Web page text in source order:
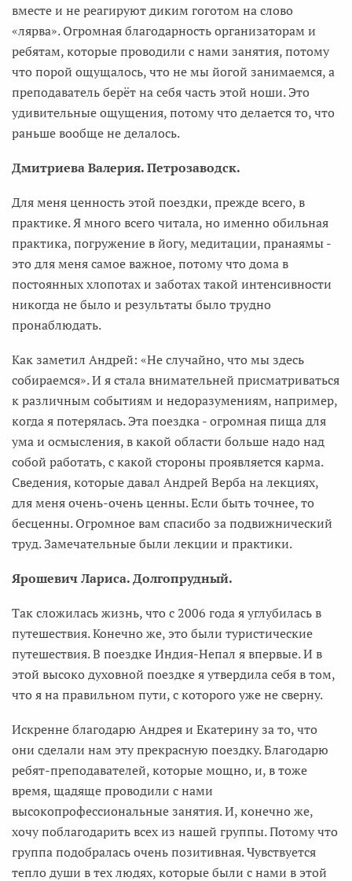
вместе и не реагируют диким гоготом на слово
«лярва». Огромная благодарность организаторам и
ребятам, которые проводили с нами занятия, потому
что порой ощущалось, что не мы йогой занимаемся, а
преподаватель берёт на себя часть этой ноши. Это
удивительные ощущения, потому что делается то, что
раньше вообще не делалось.
Дмитриева Валерия. Петрозаводск.
Для меня ценность этой поездки, прежде всего, в
практике. Я много всего читала, но именно обильная
практика, погружение в йогу, медитации, пранаямы -
это для меня самое важное, потому что дома в
постоянных хлопотах и заботах такой интенсивности
никогда не было и результаты было трудно
пронаблюдать.
Как заметил Андрей: «Не случайно, что мы здесь
собираемся». И я стала внимательней присматриваться
к различным событиям и недоразумениям, например,
когда я потерялась. Эта поездка - огромная пища для
ума и осмысления, в какой области больше надо над
собой работать, с какой стороны проявляется карма.
Сведения, которые давал Андрей Верба на лекциях,
для меня очень-очень ценны. Если быть точнее, то
бесценны. Огромное вам спасибо за подвижнический
труд. Замечательные были лекции и практики.
Ярошевич Лариса. Долгопрудный.
Так сложилась жизнь, что с 2006 года я углубилась в
путешествия. Конечно же, это были туристические
путешествия. В поездке Индия-Непал я впервые. И в
этой высоко духовной поездке я утвердила себя в том,
что я на правильном пути, с которого уже не сверну.
Искренне благодарю Андрея и Екатерину за то, что
они сделали нам эту прекрасную поездку. Благодарю
ребят-преподавателей, которые мощно, и, в тоже
время, щадяще проводили с нами
высокопрофессиональные занятия. И, конечно же,
хочу поблагодарить всех из нашей группы. Потому что
группа подобралась очень позитивная. Чувствуется
тепло души в тех людях, которые были с нами в этой